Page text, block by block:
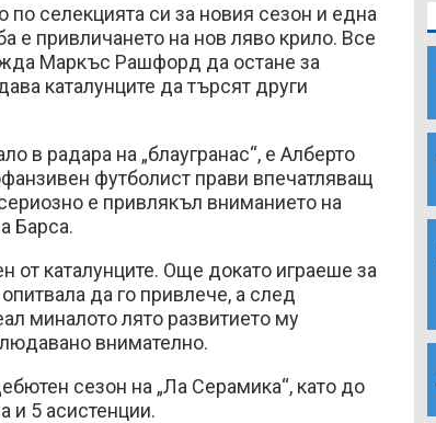
по селекцията си за новия сезон и една
е привличането на нов ляво крило. Все
Маркъс Рашфорд да остане за
каталунците да търсят други
в радара на „блаугранас“, е Алберто
футболист прави впечатляващ
е привлякъл вниманието на
Барса.
от каталунците. Още докато играеше за
да го привлече, а след
миналото лято развитието му
внимателно.
сезон на „Ла Серамика“, като до
и 5 асистенции.